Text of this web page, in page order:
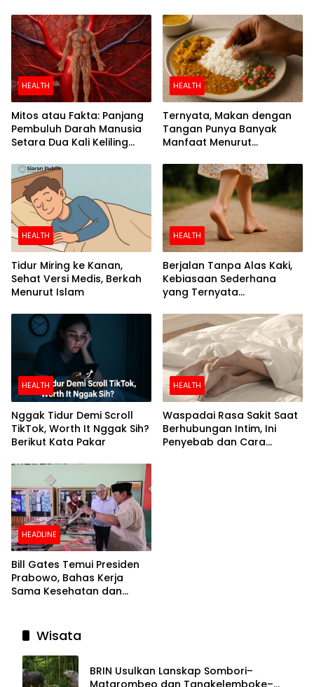
HEALTH
Mitos atau Fakta: Panjang
Pembuluh Darah Manusia
Setara Dua Kali Keliling
HEALTH
Ternyata, Makan dengan
Tangan Punya Banyak
Manfaat Menurut
HEALTH
Tidur Miring ke Kanan,
Sehat Versi Medis, Berkah
Menurut Islam
HEALTH
Berjalan Tanpa Alas Kaki,
Kebiasaan Sederhana
yang Ternyata
HEALTH
Nggak Tidur Demi Scroll
TikTok, Worth It Nggak Sih?
Berikut Kata Pakar
HEALTH
Waspadai Rasa Sakit Saat
Berhubungan Intim, Ini
Penyebab dan Cara
HEADLINE
Bill Gates Temui Presiden
Prabowo, Bahas Kerja
Sama Kesehatan dan
Wisata
BRIN Usulkan Lanskap Sombori–